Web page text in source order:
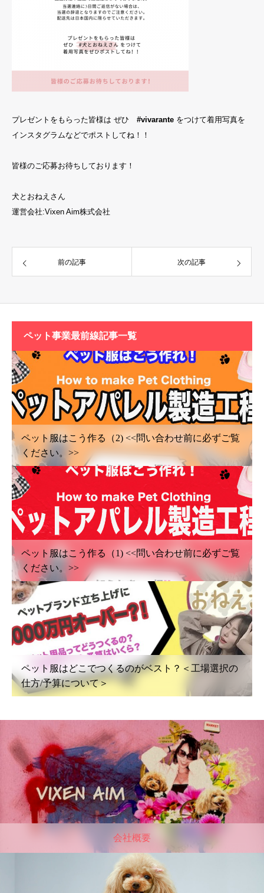
プレゼントをもらった皆様は ぜひ #vivarante をつけて着用写真を
インスタグラムなどでポストしてね！！
皆様のご応募お待ちしております！
犬とおねえさん
運営会社:Vixen Aim株式会社
前の記事 次の記事
ペット事業最前線記事一覧
ペット服はこう作る（2) <<問い合わせ前に必ずご覧
ください。>>
ペット服はこう作る（1) <<問い合わせ前に必ずご覧
ください。>>
ペット服はどこでつくるのがベスト？＜工場選択の
仕方/予算について＞
会社概要